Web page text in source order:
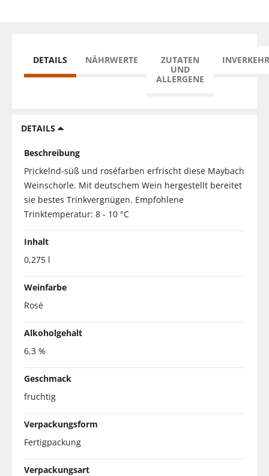
DETAILS NÄHRWERTE
ZUTATEN
UND
ALLERGENE
DETAILS
Beschreibung
Prickelnd-süß und roséfarben erfrischt diese Maybach
Weinschorle. Mit deutschem Wein hergestellt bereitet
sie bestes Trinkvergnügen. Empfohlene
Trinktemperatur: 8 - 10 °C
Inhalt
0,275 l
Weinfarbe
Rosé
Alkoholgehalt
6,3 %
Geschmack
fruchtig
Verpackungsform
Fertigpackung
Verpackungsart